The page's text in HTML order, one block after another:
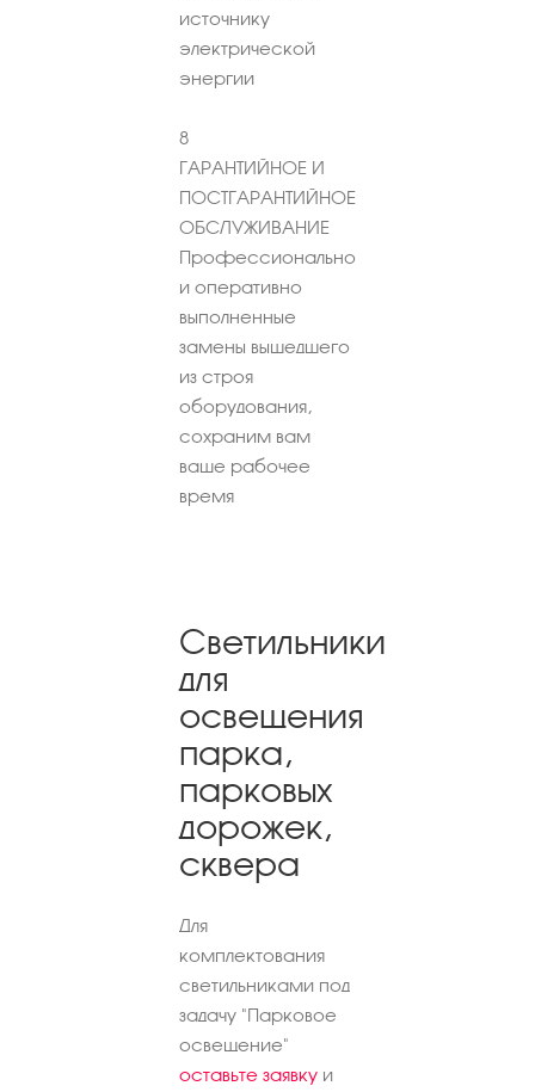
источнику
электрической
энергии
8
ГАРАНТИЙНОЕ И
ПОСТГАРАНТИЙНОЕ
ОБСЛУЖИВАНИЕ
Профессионально
и оперативно
выполненные
замены вышедшего
из строя
оборудования,
сохраним вам
ваше рабочее
время
Светильники
для
освещения
парка,
парковых
дорожек,
сквера
Для
комплектования
светильниками под
задачу "Парковое
освещение"
оставьте заявку и